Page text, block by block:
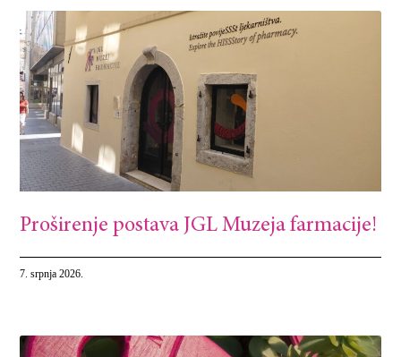
Proširenje postava JGL Muzeja farmacije!
7. srpnja 2026.